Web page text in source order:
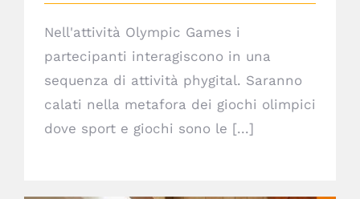
Nell'attività Olympic Games i
partecipanti interagiscono in una
sequenza di attività phygital. Saranno
calati nella metafora dei giochi olimpici
dove sport e giochi sono le [...]